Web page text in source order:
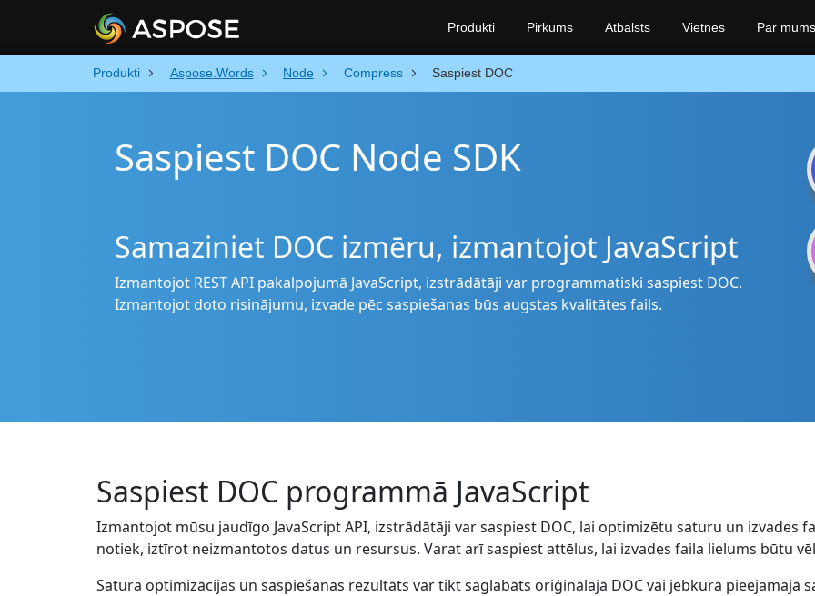
Produkti Aspose.Words Node Compress Saspiest DOC
Saspiest DOC Node SDK
Samaziniet DOC izmēru, izmantojot JavaScript
Izmantojot REST API pakalpojumā JavaScript, izstrādātāji var programmatiski saspiest DOC.
Izmantojot doto risinājumu, izvade pēc saspiešanas būs augstas kvalitātes fails.
Saspiest DOC programmā JavaScript
Izmantojot mūsu jaudīgo JavaScript API, izstrādātāji var saspiest DOC, lai optimizētu saturu un izvades
notiek, iztīrot neizmantotos datus un resursus. Varat arī saspiest attēlus, lai izvades faila lielums būtu
Satura optimizācijas un saspiešanas rezultāts var tikt saglabāts oriģinālajā DOC vai jebkurā pieejamajā
Produkti Pirkums Atbalsts Vietnes Par mums